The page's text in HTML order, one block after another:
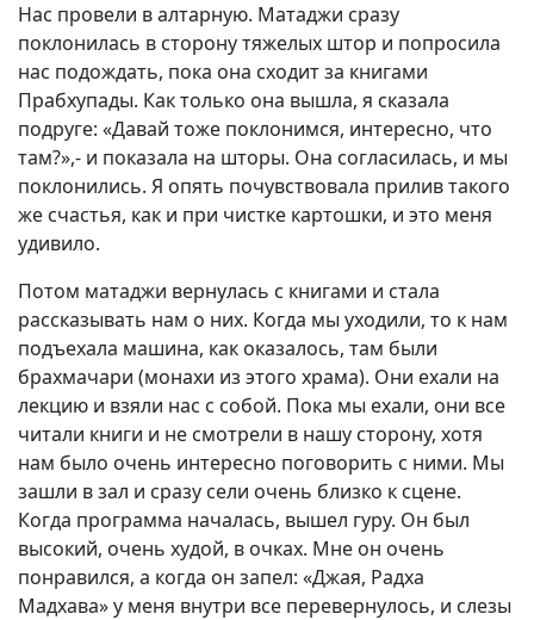
Нас провели в алтарную. Матаджи сразу
поклонилась в сторону тяжелых штор и попросила
нас подождать, пока она сходит за книгами
Прабхупады. Как только она вышла, я сказала
подруге: «Давай тоже поклонимся, интересно, что
там?»,- и показала на шторы. Она согласилась, и мы
поклонились. Я опять почувствовала прилив такого
же счастья, как и при чистке картошки, и это меня
удивило.
Потом матаджи вернулась с книгами и стала
рассказывать нам о них. Когда мы уходили, то к нам
подъехала машина, как оказалось, там были
брахмачари (монахи из этого храма). Они ехали на
лекцию и взяли нас с собой. Пока мы ехали, они все
читали книги и не смотрели в нашу сторону, хотя
нам было очень интересно поговорить с ними. Мы
зашли в зал и сразу сели очень близко к сцене.
Когда программа началась, вышел гуру. Он был
высокий, очень худой, в очках. Мне он очень
понравился, а когда он запел: «Джая, Радха
Мадхава» у меня внутри все перевернулось, и слезы